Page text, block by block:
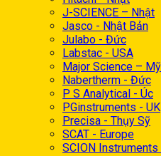
J-SCIENCE – Nhật
Jasco - Nhật Bản
Julabo - Đức
Labstac - USA
Major Science – Mỹ
Nabertherm - Đức
P S Analytical - Úc
PGinstruments - UK
Precisa - Thụy Sỹ
SCAT - Europe
SCION Instruments